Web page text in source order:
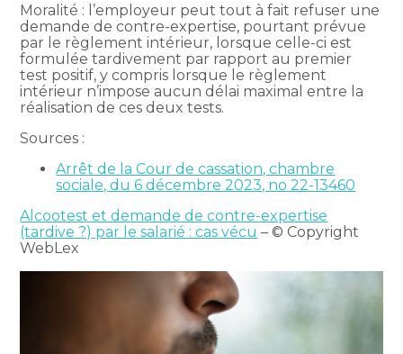
Moralité : l’employeur peut tout à fait refuser une
demande de contre-expertise, pourtant prévue
par le règlement intérieur, lorsque celle-ci est
formulée tardivement par rapport au premier
test positif, y compris lorsque le règlement
intérieur n’impose aucun délai maximal entre la
réalisation de ces deux tests.
Sources :
Arrêt de la Cour de cassation, chambre
sociale, du 6 décembre 2023, no 22-13460
Alcootest et demande de contre-expertise
(tardive ?) par le salarié : cas vécu – © Copyright
WebLex